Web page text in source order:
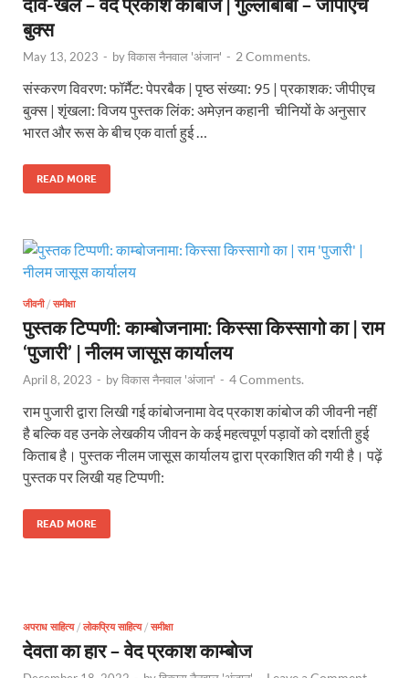
बुक्स
May 13, 2023 - byविकास नैनवाल 'अंजान' - 2 Comments.
संस्करण विवरण: फॉर्मैट: पेपरबैक | पृष्ठ संख्या: 95 | प्रकाशक: जीपीएच
बुक्स | शृंखला: विजय पुस्तक लिंक: अमेज़न कहानी चीनियों के अनुसार
भारत और रूस के बीच एक वार्ता हुई …
READ MORE
जीवनी/ समीक्षा
पुस्तक टिप्पणी: काम्बोजनामा: किस्सा किस्सागो का | राम
‘पुजारी’ | नीलम जासूस कार्यालय
April 8, 2023 - byविकास नैनवाल 'अंजान' - 4 Comments.
राम पुजारी द्वारा लिखी गई कांबोजनामा वेद प्रकाश कांबोज की जीवनी नहीं
है बल्कि वह उनके लेखकीय जीवन के कई महत्वपूर्ण पड़ावों को दर्शाती हुई
किताब है। पुस्तक नीलम जासूस कार्यालय द्वारा प्रकाशित की गयी है। पढ़ें
पुस्तक पर लिखी यह टिप्पणी:
READ MORE
अपराध साहित्य/ लोकप्रिय साहित्य/ समीक्षा
देवता का हार – वेद प्रकाश काम्बोज